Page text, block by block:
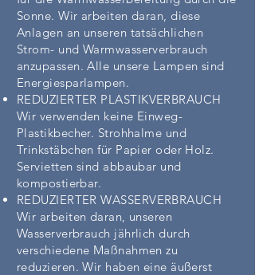
Sonne. Wir arbeiten daran, diese
Anlagen an unseren tatsächlichen
Strom- und Warmwasserverbrauch
anzupassen. Alle unsere Lampen sind
Energiesparlampen.
REDUZIERTER PLASTIKVERBRAUCH
Wir verwenden keine Einweg-
Plastikbecher. Strohhalme und
Trinkstäbchen für Papier oder Holz.
Servietten sind abbaubar und
kompostierbar.
REDUZIERTER WASSERVERBRAUCH
Wir arbeiten daran, unseren
Wasserverbrauch jährlich durch
verschiedene Maßnahmen zu
reduzieren. Wir haben eine äußerst